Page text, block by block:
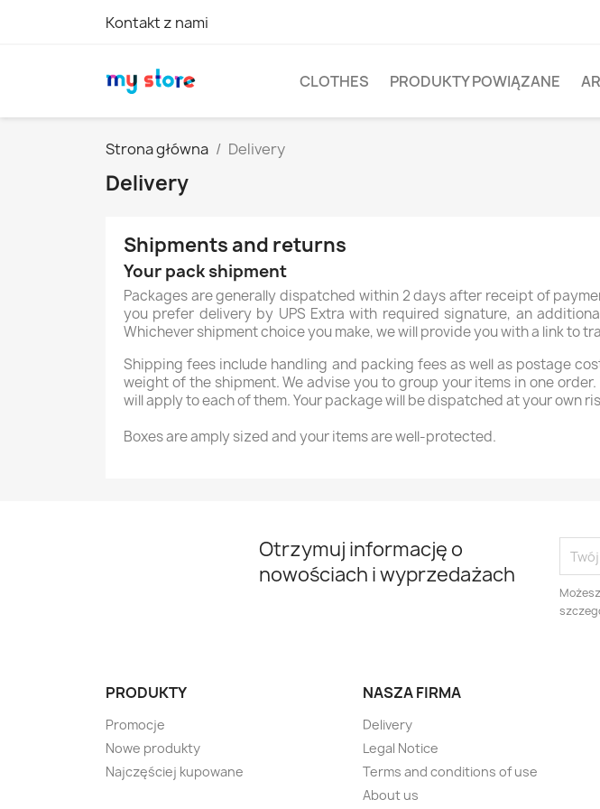
Kontakt z nami
CLOTHES PRODUKTY POWIĄZANE
Strona główna Delivery
Delivery
Shipments and returns
Your pack shipment
Packages are generally dispatched within 2 days after receipt of
you prefer delivery by UPS Extra with required signature, an
Whichever shipment choice you make, we will provide you with a link to
Shipping fees include handling and packing fees as well as postage
weight of the shipment. We advise you to group your items in one
will apply to each of them. Your package will be dispatched at your own
Boxes are amply sized and your items are well-protected.
Otrzymuj informację o
nowościach i wyprzedażach
PRODUKTY
Promocje
Nowe produkty
Najczęściej kupowane
NASZA FIRMA
Delivery
Legal Notice
Terms and conditions of use
About us